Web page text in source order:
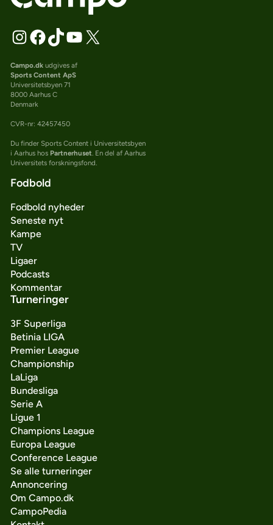
Campo.dkudgives af
Sports Content ApS
Universitetsbyen 71
8000 Aarhus C
Denmark
CVR-nr: 42457450
Du finder Sports Content i Universitetsbyen
i Aarhus hos Partnerhuset. En del af Aarhus
Universitets forskningsfond.
Fodbold
Fodbold nyheder
Seneste nyt
Kampe
TV
Ligaer
Podcasts
Kommentar
Turneringer
3F Superliga
Betinia LIGA
Premier League
Championship
LaLiga
Bundesliga
Serie A
Ligue 1
Champions League
Europa League
Conference League
Se alle turneringer
Annoncering
Om Campo.dk
CampoPedia